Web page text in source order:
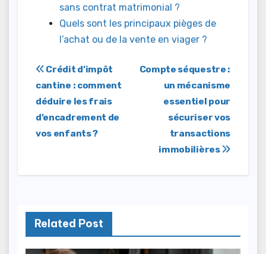
sans contrat matrimonial ?
Quels sont les principaux pièges de
l’achat ou de la vente en viager ?
Navigation
de
l’article
Compte séquestre :
un mécanisme
essentiel pour
sécuriser vos
transactions
immobilières
Crédit d’impôt
cantine : comment
déduire les frais
d’encadrement de
vos enfants ?
Related Post